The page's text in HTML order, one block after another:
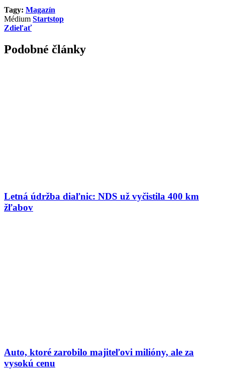
Tagy: Magazín
Médium Startstop
Zdieľať
Podobné články
Letná údržba diaľnic: NDS už vyčistila 400 km
žľabov
Auto, ktoré zarobilo majiteľovi milióny, ale za
vysokú cenu